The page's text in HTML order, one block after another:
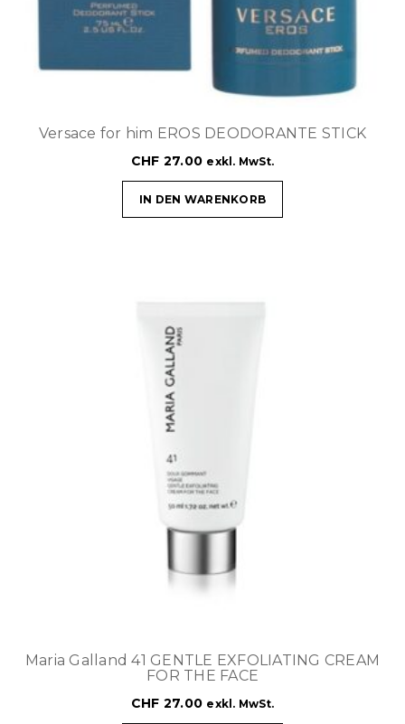
Versace for him EROS DEODORANTE STICK
CHF 27.00 exkl. MwSt.
IN DEN WARENKORB
Maria Galland 41 GENTLE EXFOLIATING CREAM
FOR THE FACE
CHF 27.00 exkl. MwSt.